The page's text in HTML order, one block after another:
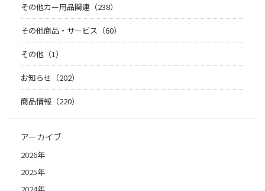
その他カー用品関連（238）
その他商品・サービス（60）
その他（1）
お知らせ（202）
商品情報（220）
アーカイブ
2026年
2025年